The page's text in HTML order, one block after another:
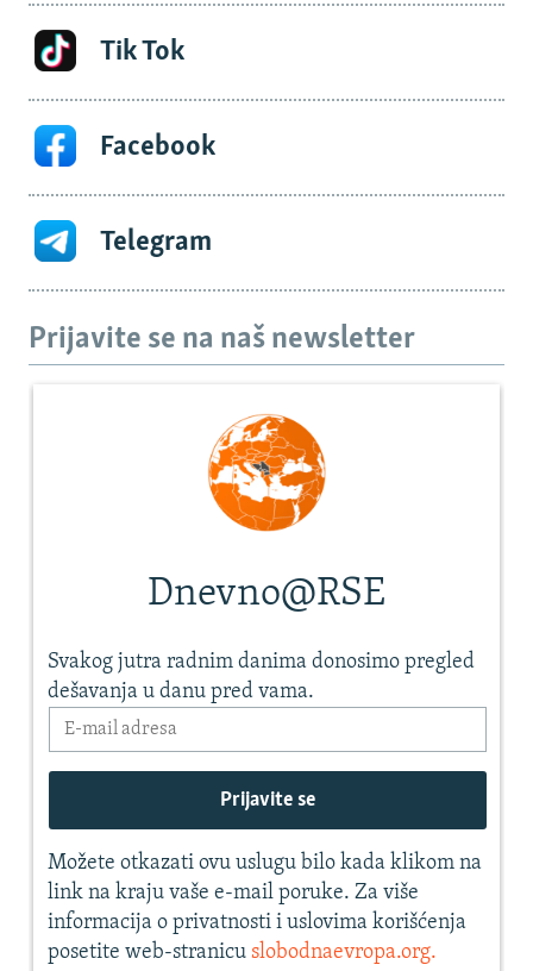
Tik Tok
Facebook
Telegram
Prijavite se na naš newsletter